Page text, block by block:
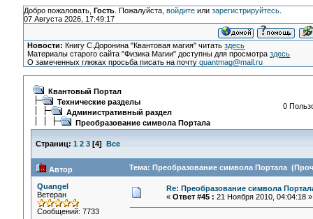
Добро пожаловать, Гость. Пожалуйста, войдитеили зарегистрируйтесь.
07 Августа 2026, 17:49:17
Новости: Книгу С.Доронина "Квантовая магия" читатьздесь
Материалы старого сайта "Физика Магии" доступны для просмотраздесь
О замеченных глюках просьба писать на почтуquantmag@mail.ru
Квантовый Портал
Технические разделы
Административный раздел
Преобразование символа Портала
0
Страниц: 1 2 3[4] Все
Автор Тема: Преобразование символа Портала
Quangel
Ветеран
Сообщений: 7733
Re: Преобразование символа
« Ответ #45 : 21 Ноября 2010, 04:04:18 »